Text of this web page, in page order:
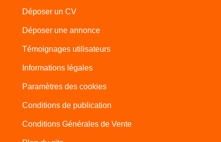
Déposer un CV
Déposer une annonce
Témoignages utilisateurs
Informations légales
Paramètres des cookies
Conditions de publication
Conditions Générales de Vente